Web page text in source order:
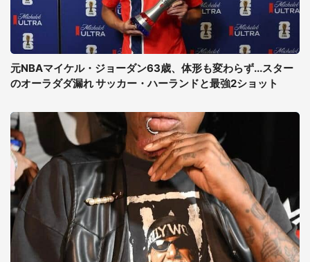
元NBAマイケル・ジョーダン63歳、体形も変わらず...スター
のオーラダダ漏れ サッカー・ハーランドと最強2ショット